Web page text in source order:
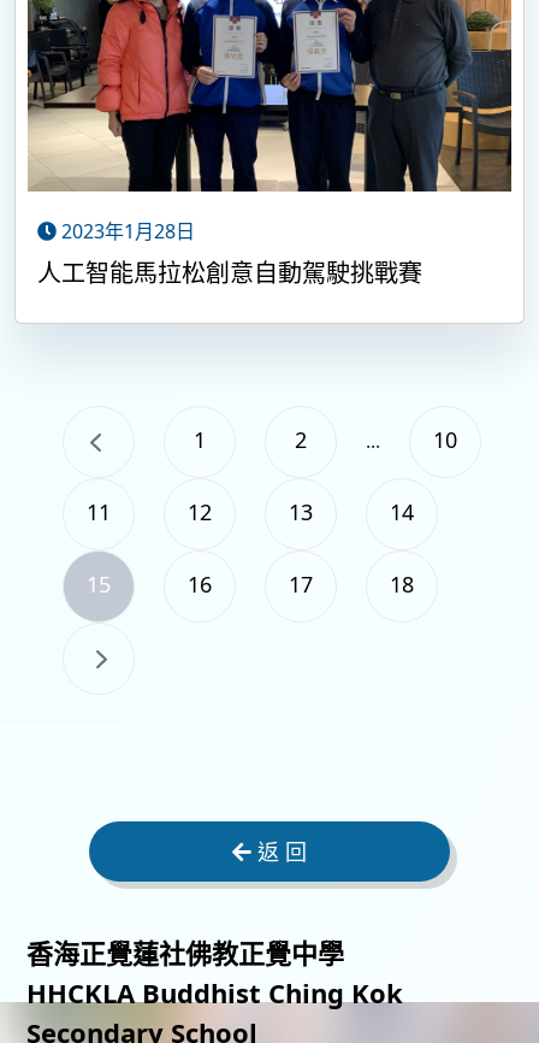
2023年1月28日
人工智能馬拉松創意自動駕駛挑戰賽
1 2 ... 10
11 12 13 14
15 16 17 18
返 回
香海正覺蓮社佛教正覺中學
HHCKLA Buddhist Ching Kok
Secondary School